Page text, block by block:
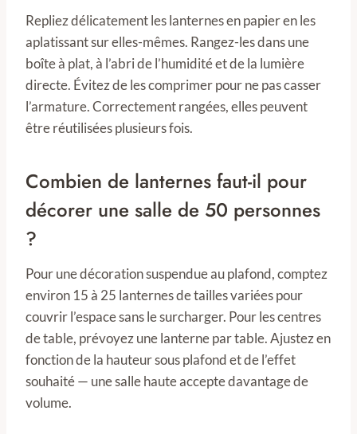
Repliez délicatement les lanternes en papier en les
aplatissant sur elles-mêmes. Rangez-les dans une
boîte à plat, à l’abri de l’humidité et de la lumière
directe. Évitez de les comprimer pour ne pas casser
l’armature. Correctement rangées, elles peuvent
être réutilisées plusieurs fois.
Combien de lanternes faut-il pour
décorer une salle de 50 personnes
?
Pour une décoration suspendue au plafond, comptez
environ 15 à 25 lanternes de tailles variées pour
couvrir l’espace sans le surcharger. Pour les centres
de table, prévoyez une lanterne par table. Ajustez en
fonction de la hauteur sous plafond et de l’effet
souhaité — une salle haute accepte davantage de
volume.